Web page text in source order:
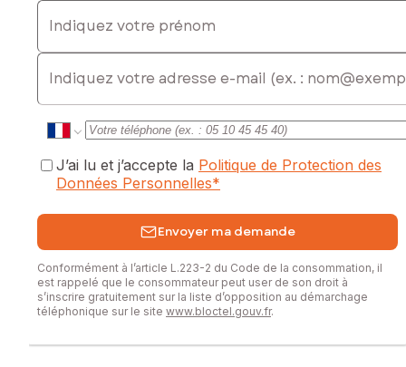
exposé sont disponibles sur le site Géorisques :
www.georisques.gouv.fr
Prix de vente : 39 900 €
Honoraires charge vendeur
Contactez votre conseiller SAFTI : Vincent MEYRIEUX, Tél. :
0608495124, E-mail : vincent.meyrieux@safti.fr - EI - Agent
commercial immatriculé au RSAC de Rodez sous le numéro
104851787
Indiquez votre prénom
E-mail
J’ai lu et j’accepte la Politique de Protection des
Données Personnelles*
Envoyer ma demande
Conformément à l’article L.223-2 du Code de la consommation, il
est rappelé que le consommateur peut user de son droit à
s’inscrire gratuitement sur la liste d’opposition au démarchage
téléphonique sur le site www.bloctel.gouv.fr.